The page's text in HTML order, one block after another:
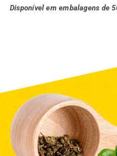
Disponível em embalagens de